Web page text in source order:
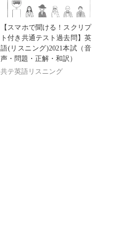
【スマホで聞ける！スクリプ
ト付き共通テスト過去問】英
語(リスニング)2021本試（音
声・問題・正解・和訳）
共テ英語リスニング